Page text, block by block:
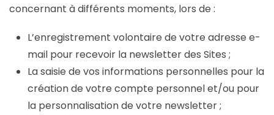
concernant à différents moments, lors de :
L’enregistrement volontaire de votre adresse e-
mail pour recevoir la newsletter des Sites ;
La saisie de vos informations personnelles pour la
création de votre compte personnel et/ou pour
la personnalisation de votre newsletter ;